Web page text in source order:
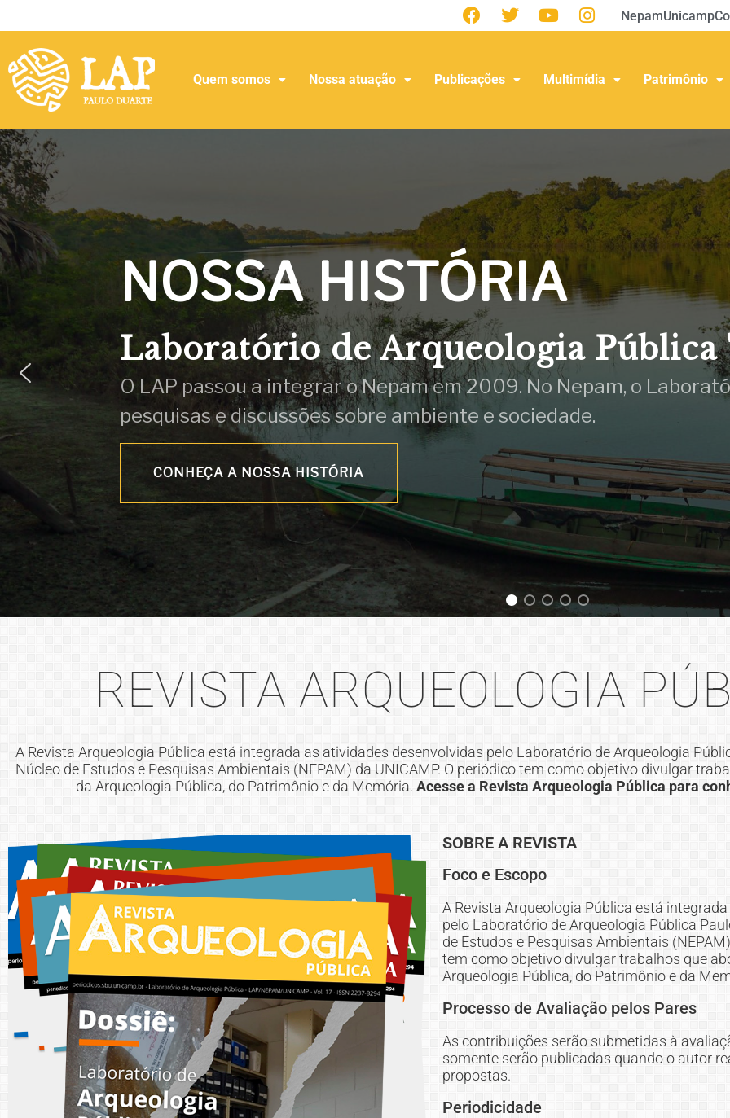
NepamUnicamp
Quem somos Nossa atuação Publicações Multimídia Patrimônio
NOSSA HISTÓRIA
Laboratório de Arqueologia Pública
O LAP passou a integrar o Nepam em 2009. No Nepam, o
pesquisas e discussões sobre ambiente e sociedade.
CONHEÇA A NOSSA HISTÓRIA
REVISTA ARQUEOLOGIA
A Revista Arqueologia Pública está integrada as atividades desenvolvidas pelo Laboratório de Arqueologia
Núcleo de Estudos e Pesquisas Ambientais (NEPAM) da UNICAMP. O periódico tem como objetivo divulgar
da Arqueologia Pública, do Patrimônio e da Memória. Acesse a Revista Arqueologia Pública para
SOBRE A REVISTA
Foco e Escopo
A Revista Arqueologia Pública está
pelo Laboratório de Arqueologia Pública
de Estudos e Pesquisas Ambientais
tem como objetivo divulgar trabalhos que
Arqueologia Pública, do Patrimônio e da
Processo de Avaliação pelos Pares
As contribuições serão submetidas à
somente serão publicadas quando o autor
propostas.
Periodicidade